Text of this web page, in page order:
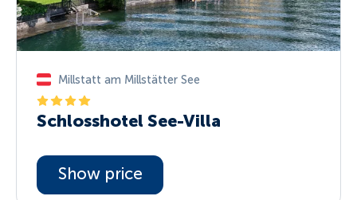
Millstatt am Millstätter See
Schlosshotel See-Villa
Show price